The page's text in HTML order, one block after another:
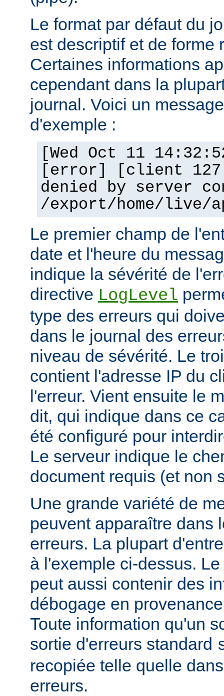
Le format par défaut du
est descriptif et de forme
Certaines informations
cependant dans la
journal. Voici un
d'exemple :
[Wed Oct 11
[error] [client
denied by server
/export/home/live/
Le premier champ de
date et l'heure du
indique la sévérité de
directive LogLevel
type des erreurs qui
dans le journal des
niveau de sévérité. Le
contient l'adresse IP du
l'erreur. Vient ensuite le
dit, qui indique dans ce
été configuré pour
Le serveur indique le
document requis (et non
Une grande variété de
peuvent apparaître dans
erreurs. La plupart
à l'exemple ci-dessus.
peut aussi contenir des
débogage en
Toute information qu'un
sortie d'erreurs standard
recopiée telle quelle
erreurs.